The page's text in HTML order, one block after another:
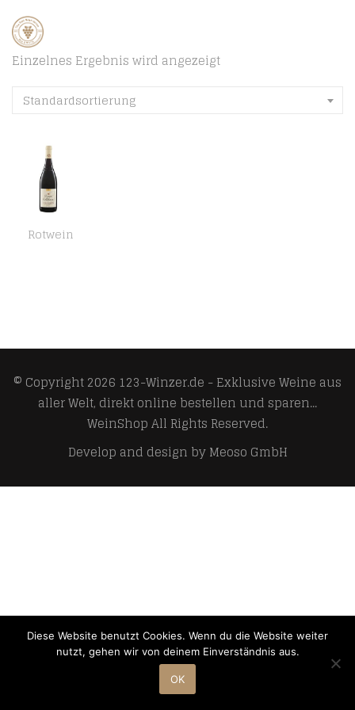
Einzelnes Ergebnis wird angezeigt
Standardsortierung
Rotwein
© Copyright 2026 123-Winzer.de - Exklusive Weine aus
aller Welt, direkt online bestellen und sparen...
WeinShopAll Rights Reserved.
Develop and design byMeoso GmbH
Diese Website benutzt Cookies. Wenn du die Website weiter
nutzt, gehen wir von deinem Einverständnis aus.
OK